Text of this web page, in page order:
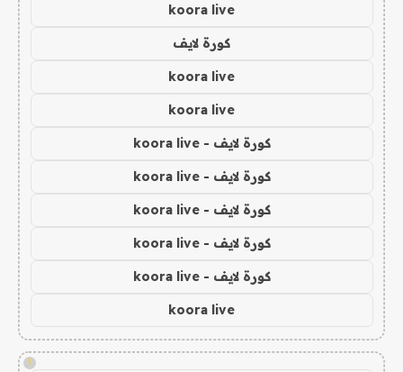
koora live
كورة لايف
koora live
koora live
كورة لايف - koora live
كورة لايف - koora live
كورة لايف - koora live
كورة لايف - koora live
كورة لايف - koora live
koora live
!